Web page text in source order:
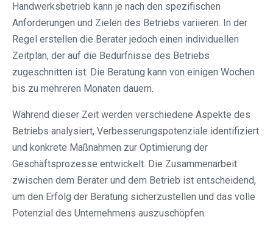
Handwerksbetrieb kann je nach den spezifischen
Anforderungen und Zielen des Betriebs variieren. In der
Regel erstellen die Berater jedoch einen individuellen
Zeitplan, der auf die Bedürfnisse des Betriebs
zugeschnitten ist. Die Beratung kann von einigen Wochen
bis zu mehreren Monaten dauern.
Während dieser Zeit werden verschiedene Aspekte des
Betriebs analysiert, Verbesserungspotenziale identifiziert
und konkrete Maßnahmen zur Optimierung der
Geschäftsprozesse entwickelt. Die Zusammenarbeit
zwischen dem Berater und dem Betrieb ist entscheidend,
um den Erfolg der Beratung sicherzustellen und das volle
Potenzial des Unternehmens auszuschöpfen.